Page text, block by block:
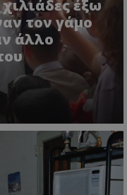
έξω
τον γάμο
άλλο